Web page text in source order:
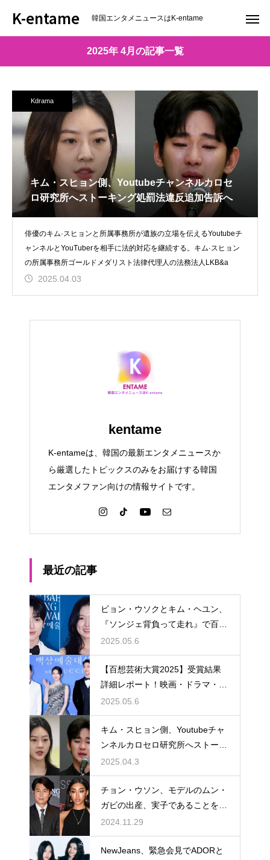
K-entame 韓国エンタメニュースはK-entame
2025年 4月の記事一覧
Kdrama
キム・スヒョン側、Youtubeチャンネルカロセ
ロ研究所へストーキング処罰法違反追加告訴へ
俳優のキム·スヒョンと所属事務所が遺族の立場を伝えるYoutubeチ
ャンネルとYouTuberを相手に法的対応を継続する。キム·スヒョン
の所属事務所ゴールドメダリスト法律代理人の法務法人LKB&a
2025.04.03
kentame
K-entameは、韓国の最新エンタメニュースか
ら厳選したトピックスのみをお届けする韓国
エンタメファン向けの情報サイトです。
最近の記事
ビョン・ウソクとキム・ヘユン、
『ソンジェ背負って走れ』で百想
芸術大賞人気賞を同時受賞。青春
ロマンスの奇跡が現実に
2025.05.6
【百想芸術大賞2025】受賞結果
詳細レポート！映画・ドラマ・バ
ラエティ・演劇を彩った栄光の夜
2025.05.6
キム・スヒョン側、Youtubeチャ
ンネルカロセロ研究所へストーキ
ング処罰法違反追加告訴へ
2025.04.3
チョン・ウソン、モデルのムン・
ガビの出産、実子であることを認
める
2024.11.29
NewJeans、緊急会見でADORと